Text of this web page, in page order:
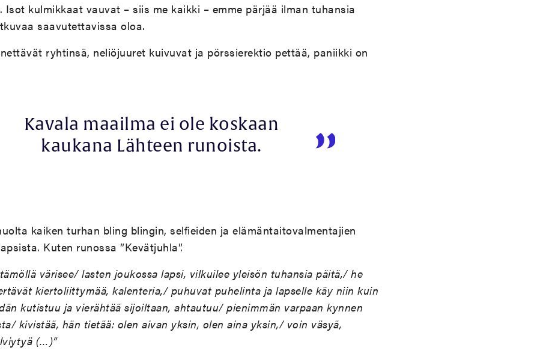
Isot kulmikkaat vauvat – siis me kaikki – emme pärjää ilman tuhansia
saavutettavissa oloa.
ryhtinsä, neliöjuuret kuivuvat ja pörssierektio pettää, paniikki on
Kavala maailma ei ole koskaan
kaukana Lähteen runoista.
kaiken turhan bling blingin, selfieiden ja elämäntaitovalmentajien
Kuten runossa ”Kevätjuhla”.
värisee/ lasten joukossa lapsi, vilkuilee yleisön tuhansia päitä,/ he
kiertoliittymää, kalenteria,/ puhuvat puhelinta ja lapselle käy niin kuin
kutistuu ja vierähtää sijoiltaan, ahtautuu/ pienimmän varpaan kynnen
kivistää, hän tietää: olen aivan yksin, olen aina yksin,/ voin väsyä,
(…)”